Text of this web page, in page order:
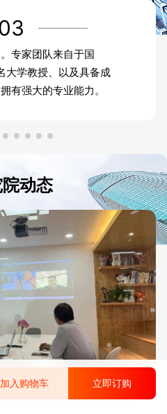
专家团队来自于国
大学教授、以及具备成
有强大的专业能力。
动态
建设有限公司面见会议简
加入购物车 立即订购